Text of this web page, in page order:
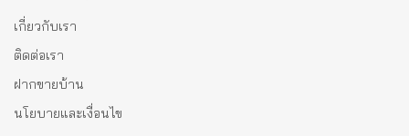
เกี่ยวกับเรา
ติดต่อเรา
ฝากขายบ้าน
นโยบายและเงื่อนไข